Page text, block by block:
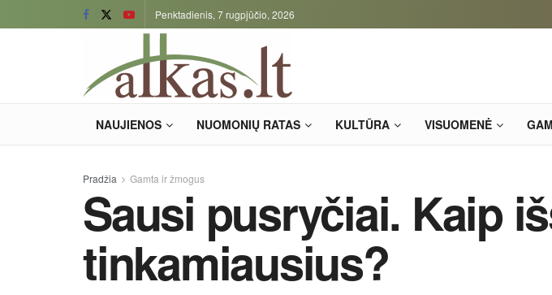
Penktadienis, 7 rugpjūčio, 2026
NAUJIENOS NUOMONIŲ RATAS KULTŪRA VISUOMENĖ
Pradžia Gamta ir žmogus
Sausi pusryčiai. Kaip
tinkamiausius?